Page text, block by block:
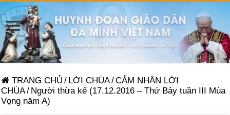
TRANG CHỦ / LỜI CHÚA/CẢM NHẬN LỜI
CHÚA/ Người thừa kế (17.12.2016 – Thứ Bảy tuần III Mùa
Vọng năm A)